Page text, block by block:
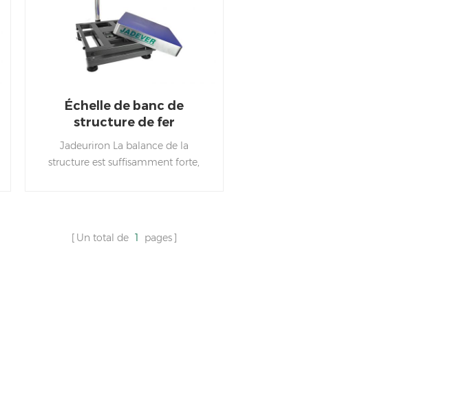
Échelle de banc de
structure de fer
numérique
Jadeuriron La balance de la
structure est suffisamment forte,
Un total de 1 pages